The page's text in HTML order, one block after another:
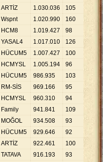
ARTİZ 1.030.036 105 9
Wspnt 1.020.990 160
HCM8 1.019.427 98
YASAL4 1.017.010 126
HÜCUM5 1.007.427 100 10
HCMYSL 1.005.194 96
HÜCUM5 986.935 103 9
RM-SİS 969.166 95
HCMYSL 960.310 94 10
Family 941.841 109
MOĞOL 934.508 93 10
HÜCUM5 929.646 92 10
ARTİZ 922.461 100
TATAVA 916.193 93 9